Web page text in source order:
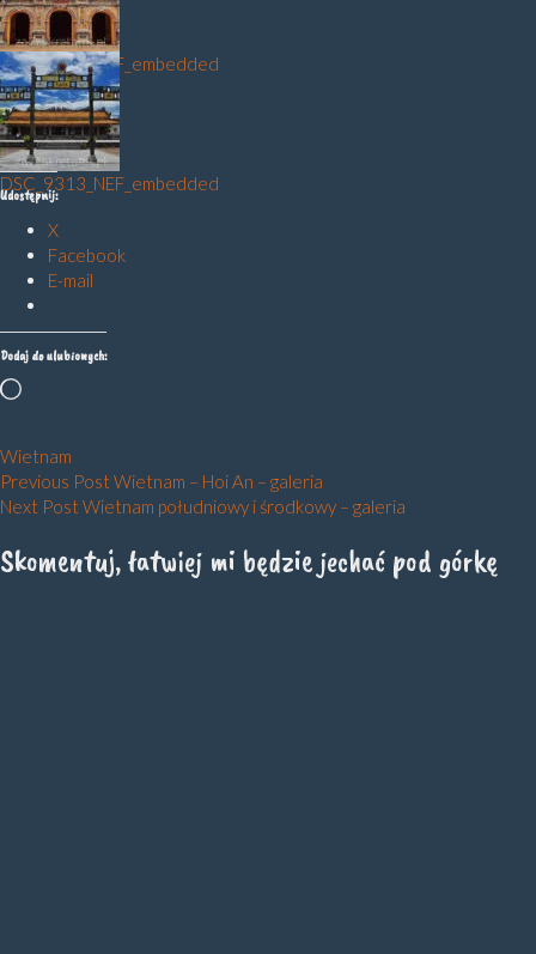
DSC_9274_NEF_embedded
DSC_9313_NEF_embedded
Udostępnij:
X
Facebook
E-mail
Dodaj do ulubionych:
Wczytywanie…
Wietnam
Nawigacja
wpisu
Previous Post Wietnam – Hoi An – galeria
Next Post Wietnam południowy i środkowy – galeria
Skomentuj, łatwiej mi będzie jechać pod górkę